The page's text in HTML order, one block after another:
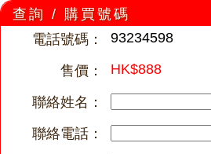
查詢 / 購買號碼
電話號碼：
93234598
售價： HK$888
聯絡姓名：
聯絡電話：